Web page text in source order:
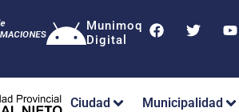
Munimoq
Digital
Ciudad Municipalidad